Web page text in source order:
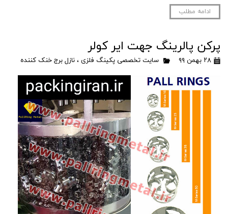
ادامه مطلب
پرکن پالرینگ جهت ایر کولر
۲۸ بهمن ۹۹ سایت تخصصی پکینگ فلزی ، نازل برج خنک کننده